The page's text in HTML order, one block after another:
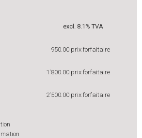
excl. 8.1% TVA
950.00 prix forfaitaire
1'800.00 prix forfaitaire
2'500.00 prix forfaitaire